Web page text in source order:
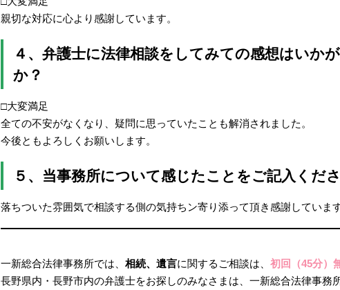
親切な対応に心より感謝しています。
４、弁護士に法律相談をしてみての感想はいか
か？
□大変満足
全ての不安がなくなり、疑問に思っていたことも解消されました。
今後ともよろしくお願いします。
５、当事務所について感じたことをご記入くださ
落ちついた雰囲気で相談する側の気持ちン寄り添って頂き感謝しています
一新総合法律事務所では、相続、遺言に関するご相談は、初回（45分）
長野県内・長野市内の弁護士をお探しのみなさまは、一新総合法律事務